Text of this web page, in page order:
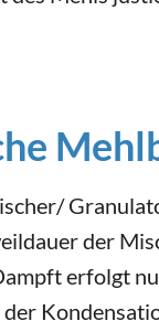
der
erfolgt